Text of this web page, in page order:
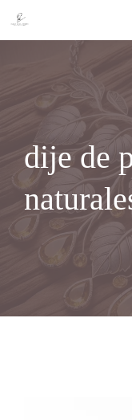
contenido
dije de